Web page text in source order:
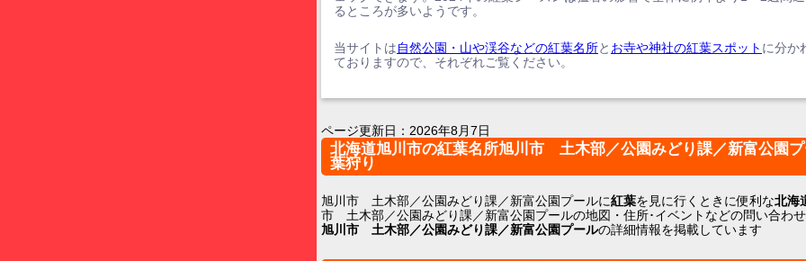
るところが多いようです。
当サイトは自然公園・山や渓谷などの紅葉名所と お寺や神社の紅葉スポット に分か
ておりますので、それぞれご覧ください。
ページ更新日： 2026年8月7日
北海道旭川市の紅葉名所旭川市 土木部／公園みどり課／新富公園
葉狩り
旭川市 土木部／公園みどり課／新富公園プールに紅葉を見に行くときに便利な北海
市 土木部／公園みどり課／新富公園プールの地図・住所･イベントなどの問い合わ
旭川市 土木部／公園みどり課／新富公園プールの詳細情報を掲載しています